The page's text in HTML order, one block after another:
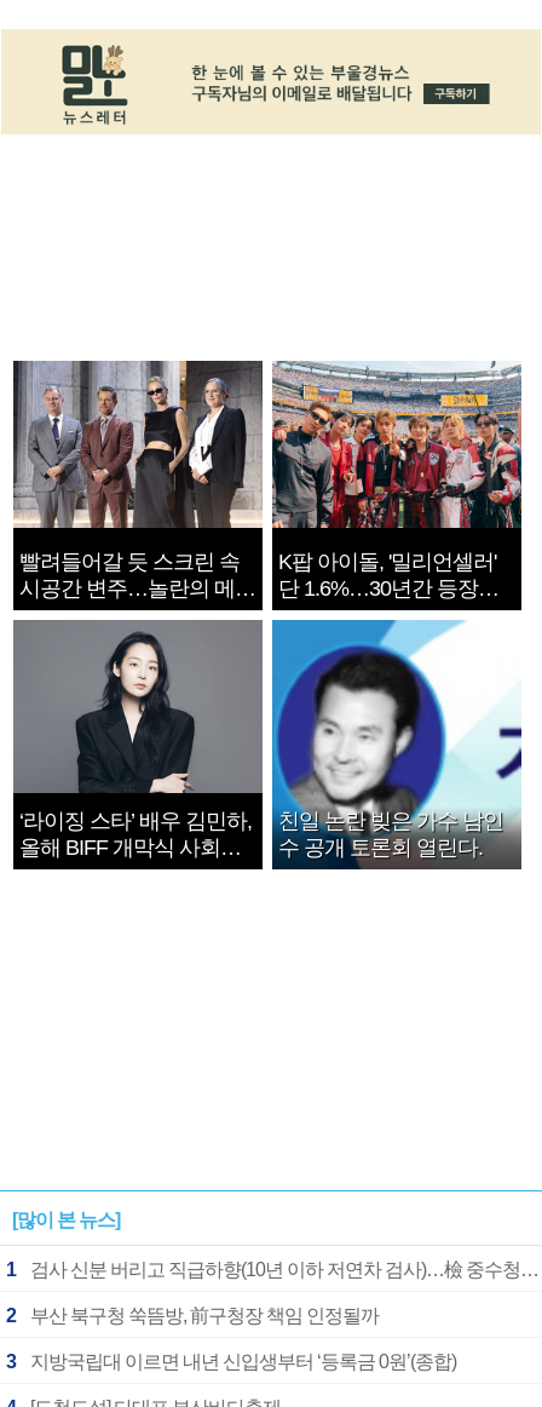
빨려들어갈 듯 스크린 속
시공간 변주…놀란의 메시
지는 ‘전쟁 속죄’
K팝 아이돌, '밀리언셀러'
단 1.6%…30년간 등장
1182개팀 전수조사
‘라이징 스타’ 배우 김민하,
올해 BIFF 개막식 사회자
확정
친일 논란 빚은 가수 남인
수 공개 토론회 열린다.
[많이 본 뉴스]
1 검사 신분 버리고 직급하향(10년 이하 저연차 검사)…檢 중수청행 기피
2 부산 북구청 쑥뜸방, 前구청장 책임 인정될까
3 지방국립대 이르면 내년 신입생부터 ‘등록금 0원’(종합)